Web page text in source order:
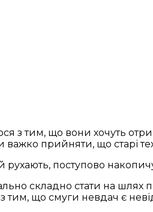
з тим, що вони хочуть
важко прийняти, що старі
рухають, поступово
складно стати на
тим, що смуги невдач є